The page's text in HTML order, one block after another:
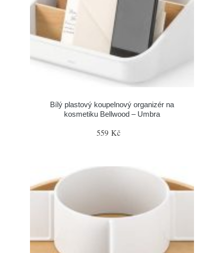
Bílý plastový koupelnový organizér na
kosmetiku Bellwood – Umbra
559 Kč